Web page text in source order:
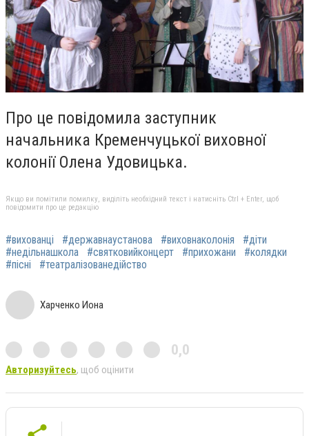
Про це повідомила заступник
начальника Кременчуцької виховної
колонії Олена Удовицька.
Якщо ви помітили помилку, виділіть необхідний текст і натисніть Ctrl + Enter, щоб
повідомити про це редакцію
#вихованці #державнаустанова #виховнаколонія
#діти
#недільнашкола
#святковийконцерт #прихожани
#колядки
#пісні
#театралізованедійство
Харченко Иона
0,0
Авторизуйтесь, щоб оцінити